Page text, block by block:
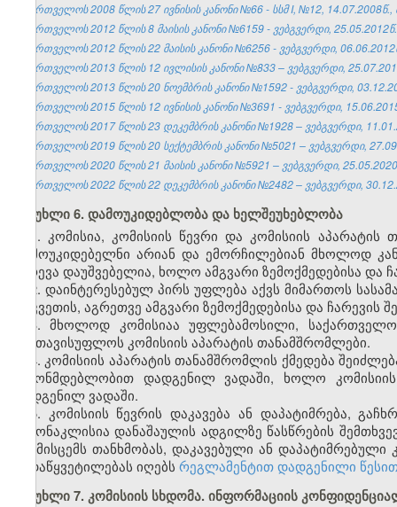
საქართველოს 2008 წლის 27 ივნისის კანონი №66 - სსმ I, №12, 14.07.2008წ.,
საქართველოს 2012 წლის 8 მაისის კანონი №6159 - ვებგვერდი, 25.05.2012წ.
საქართველოს 2012 წლის 22 მაისის კანონი №6256 - ვებგვერდი,
საქართველოს 2013 წლის 12 ივლისის კანონი №833 – ვებგვერდი,
საქართველოს 2013 წლის 20 ნოემბრის კანონი №1592 - ვებგვერდი,
საქართველოს 2015 წლის 12 ივნისის კანონი №3691 - ვებგვერდი,
საქართველოს 2017 წლის 23 დეკემბრის კანონი №1928 – ვებგვერდი,
საქართველოს 2019 წლის 20 სექტემბრის კანონი №5021 – ვებგვერდი,
საქართველოს 2020 წლის 21 მაისის კანონი №5921 – ვებგვერდი,
საქართველოს 2022 წლის 22 დეკემბრის კანონი №2482 – ვებგვერდი,
მუხლი 6. დამოუკიდებლობა და ხელშეუხებლობა
1. კომისია, კომისიის წევრი და კომისიის
დამოუკიდებელნი არიან და ემორჩილებიან მხოლოდ
ჩარევა დაუშვებელია, ხოლო ამგვარი ზემოქმედებისა
2. დაინტერესებულ პირს უფლება აქვს მიმართოს
აღკვეთის, აგრეთვე ამგვარი ზემოქმედებისა და
3. მხოლოდ კომისიაა უფლებამოსილი,
გაათავისუფლოს კომისიის აპარატის თანამშრომლები.
4. კომისიის აპარატის თანამშრომლის ქმედება
კანონმდებლობით დადგენილ ვადაში, ხოლო
დადგენილ ვადაში.
5. კომისიის წევრის დაკავება ან დაპატიმრება,
გამონაკლისია დანაშაულის ადგილზე წასწრების
არ მისცემს თანხმობას, დაკავებული ან
გადაწყვეტილებას იღებს რეგლამენტით დადგენილი
მუხლი 7. კომისიის სხდომა. ინფორმაციის